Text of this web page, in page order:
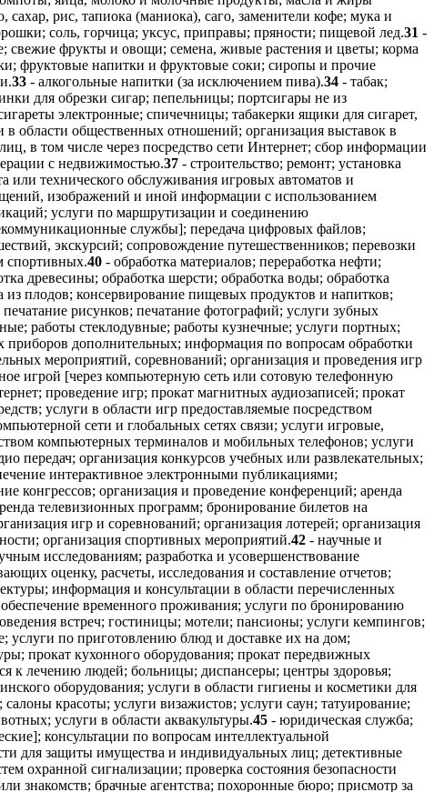
сахар, рис, тапиока (маниока), саго, заменители кофе; мука и
соль, горчица; уксус, приправы; пряности; пищевой лед.31 -
свежие фрукты и овощи; семена, живые растения и цветы; корма
фруктовые напитки и фруктовые соки; сиропы и прочие
33 - алкогольные напитки (за исключением пива).34 - табак;
для обрезки сигар; пепельницы; портсигары не из
электронные; спичечницы; табакерки ящики для сигарет,
в области общественных отношений; организация выставок в
в том числе через посредство сети Интернет; сбор информации
с недвижимостью.37 - строительство; ремонт; установка
или технического обслуживания игровых автоматов и
изображений и иной информации с использованием
услуги по маршрутизации и соединению
службы]; передача цифровых файлов;
экскурсий; сопровождение путешественников; перевозки
спортивных.40 - обработка материалов; переработка нефти;
древесины; обработка шерсти; обработка воды; обработка
плодов; консервирование пищевых продуктов и напитков;
рисунков; печатание фотографий; услуги зубных
работы стеклодувные; работы кузнечные; услуги портных;
приборов дополнительных; информация по вопросам обработки
мероприятий, соревнований; организация и проведения игр
игрой [через компьютерную сеть или сотовую телефонную
проведение игр; прокат магнитных аудиозаписей; прокат
услуги в области игр предоставляемые посредством
сети и глобальных сетях связи; услуги игровые,
компьютерных терминалов и мобильных телефонов; услуги
передач; организация конкурсов учебных или развлекательных;
интерактивное электронными публикациями;
конгрессов; организация и проведение конференций; аренда
телевизионных программ; бронирование билетов на
игр и соревнований; организация лотерей; организация
организация спортивных мероприятий.42 - научные и
исследованиям; разработка и усовершенствование
оценку, расчеты, исследования и составление отчетов;
информация и консультации в области перечисленных
временного проживания; услуги по бронированию
встреч; гостиницы; мотели; пансионы; услуги кемпингов;
услуги по приготовлению блюд и доставке их на дом;
прокат кухонного оборудования; прокат передвижных
к лечению людей; больницы; диспансеры; центры здоровья;
оборудования; услуги в области гигиены и косметики для
красоты; услуги визажистов; услуги саун; татуирование;
услуги в области аквакультуры.45 - юридическая служба;
консультации по вопросам интеллектуальной
для защиты имущества и индивидуальных лиц; детективные
охранной сигнализации; проверка состояния безопасности
знакомств; брачные агентства; похоронные бюро; присмотр за